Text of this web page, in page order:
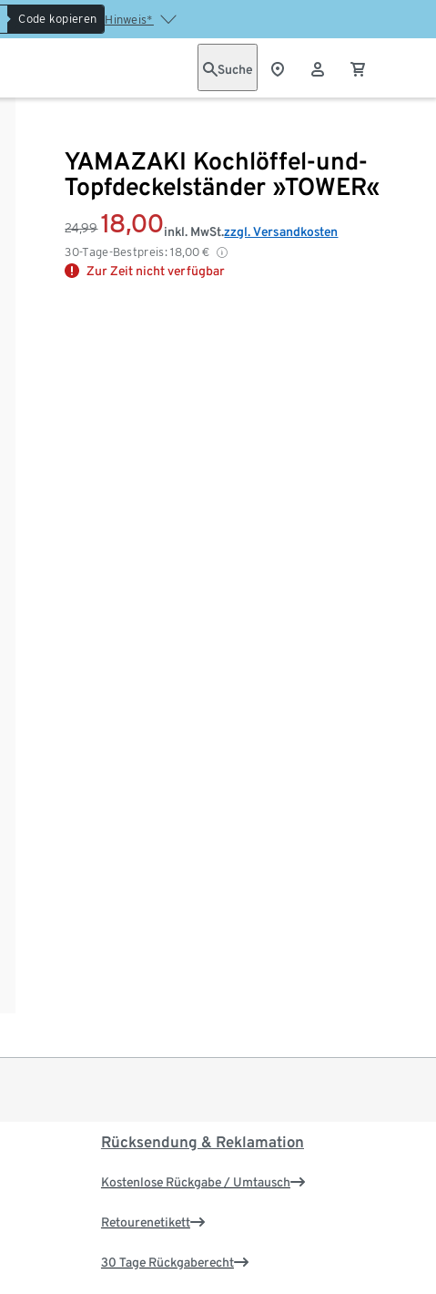
Code kopieren Hinweis*
Suche
YAMAZAKI Kochlöffel-und-
Topfdeckelständer »TOWER«
24,99 18,00
30-Tage-Bestpreis: 18,00 €
inkl. MwSt.zzgl. Versandkosten
Zur Zeit nicht verfügbar
Rücksendung & Reklamation
Kostenlose Rückgabe / Umtausch
Retourenetikett
30 Tage Rückgaberecht